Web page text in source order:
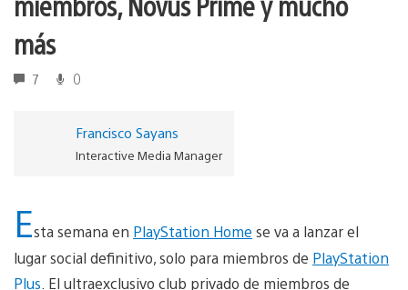
más
7 0
Francisco Sayans
Interactive Media Manager
Esta semana en PlayStation Home se va a lanzar el
lugar social definitivo, solo para miembros de PlayStation
Plus . El ultraexclusivo club privado de miembros de